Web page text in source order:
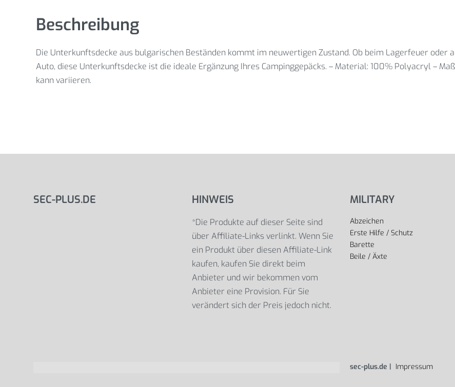
Beschreibung
Die Unterkunftsdecke aus bulgarischen Beständen kommt im neuwertigen Zustand. Ob beim Lagerfeuer oder
Auto, diese Unterkunftsdecke ist die ideale Ergänzung Ihres Campinggepäcks. – Material: 100% Polyacryl –
kann variieren.
SEC-PLUS.DE HINWEIS
*Die Produkte auf dieser Seite sind
über Affiliate-Links verlinkt. Wenn Sie
ein Produkt über diesen Affiliate-Link
kaufen, kaufen Sie direkt beim
Anbieter und wir bekommen vom
Anbieter eine Provision. Für Sie
verändert sich der Preis jedoch nicht.
MILITARY
Abzeichen
Erste Hilfe / Schutz
Barette
Beile / Äxte
sec-plus.de | Impressum